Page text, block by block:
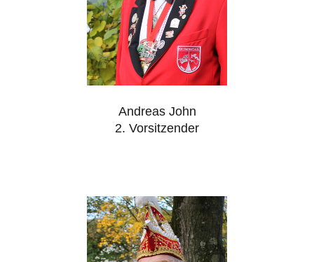
Andreas John
2. Vorsitzender